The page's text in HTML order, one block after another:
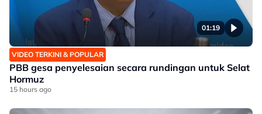
01:19
VIDEO TERKINI & POPULAR
PBB gesa penyelesaian secara rundingan untuk Selat
Hormuz
15 hours ago